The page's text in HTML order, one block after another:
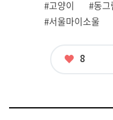
관
련
태
#고양이
#동그
#서울마이소울
좋
8